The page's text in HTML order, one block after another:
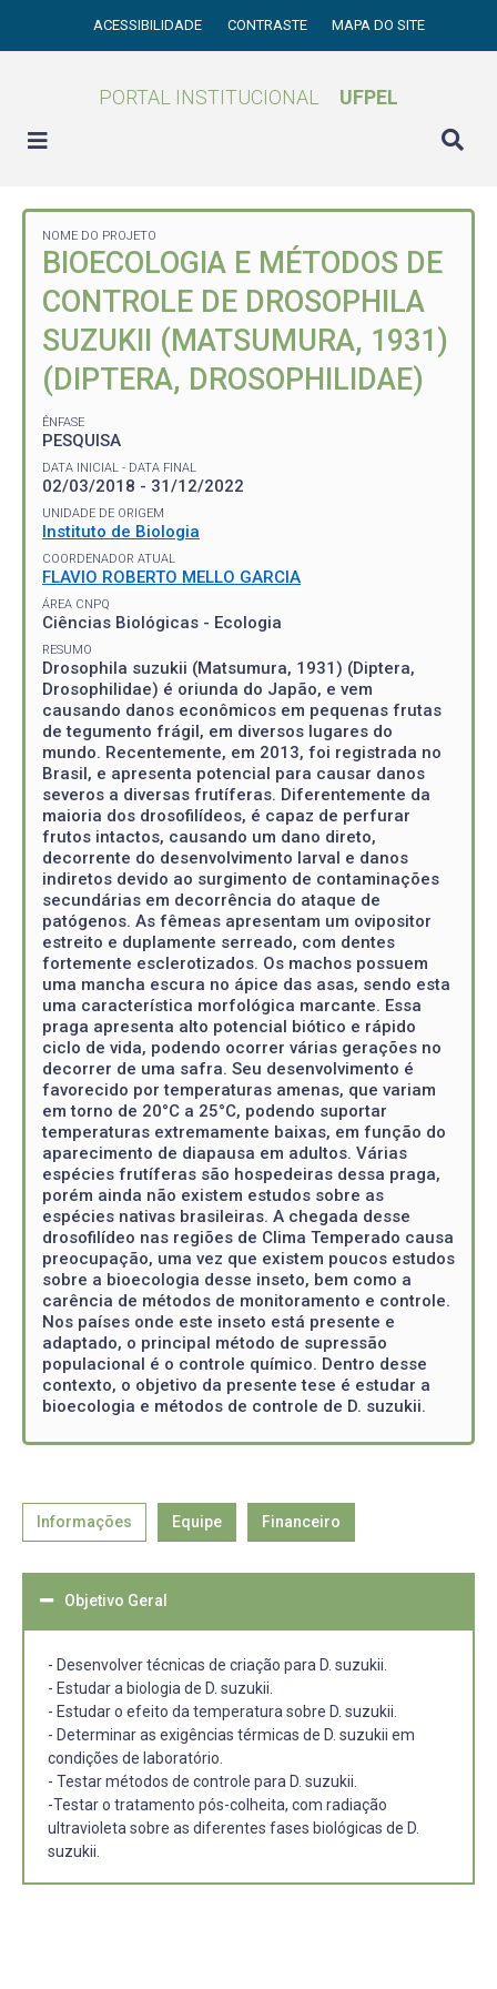
ACESSIBILIDADE CONTRASTE MAPA DO SITE
PORTAL INSTITUCIONAL UFPEL
NOME DO PROJETO
BIOECOLOGIA E MÉTODOS DE
CONTROLE DE DROSOPHILA
SUZUKII (MATSUMURA, 1931)
(DIPTERA, DROSOPHILIDAE)
ÊNFASE
PESQUISA
DATA INICIAL - DATA FINAL
02/03/2018 - 31/12/2022
UNIDADE DE ORIGEM
Instituto de Biologia
COORDENADOR ATUAL
FLAVIO ROBERTO MELLO GARCIA
ÁREA CNPQ
Ciências Biológicas - Ecologia
RESUMO
Drosophila suzukii (Matsumura, 1931) (Diptera,
Drosophilidae) é oriunda do Japão, e vem
causando danos econômicos em pequenas frutas
de tegumento frágil, em diversos lugares do
mundo. Recentemente, em 2013, foi registrada no
Brasil, e apresenta potencial para causar danos
severos a diversas frutíferas. Diferentemente da
maioria dos drosofilídeos, é capaz de perfurar
frutos intactos, causando um dano direto,
decorrente do desenvolvimento larval e danos
indiretos devido ao surgimento de contaminações
secundárias em decorrência do ataque de
patógenos. As fêmeas apresentam um ovipositor
estreito e duplamente serreado, com dentes
fortemente esclerotizados. Os machos possuem
uma mancha escura no ápice das asas, sendo esta
uma característica morfológica marcante. Essa
praga apresenta alto potencial biótico e rápido
ciclo de vida, podendo ocorrer várias gerações no
decorrer de uma safra. Seu desenvolvimento é
favorecido por temperaturas amenas, que variam
em torno de 20°C a 25°C, podendo suportar
temperaturas extremamente baixas, em função do
aparecimento de diapausa em adultos. Várias
espécies frutíferas são hospedeiras dessa praga,
porém ainda não existem estudos sobre as
espécies nativas brasileiras. A chegada desse
drosofilídeo nas regiões de Clima Temperado causa
preocupação, uma vez que existem poucos estudos
sobre a bioecologia desse inseto, bem como a
carência de métodos de monitoramento e controle.
Nos países onde este inseto está presente e
adaptado, o principal método de supressão
populacional é o controle químico. Dentro desse
contexto, o objetivo da presente tese é estudar a
bioecologia e métodos de controle de D. suzukii.
Informações Equipe Financeiro
Objetivo Geral
- Desenvolver técnicas de criação para D. suzukii.
- Estudar a biologia de D. suzukii.
- Estudar o efeito da temperatura sobre D. suzukii.
- Determinar as exigências térmicas de D. suzukii em
condições de laboratório.
- Testar métodos de controle para D. suzukii.
-Testar o tratamento pós-colheita, com radiação
ultravioleta sobre as diferentes fases biológicas de D.
suzukii.